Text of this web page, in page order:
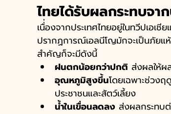
ไทยได้รับผลกระทบจา
เนื่่องจากประเทศไทยอยู่ในทวีปเอเ
ปรากฏการณ์เอลนีโญมักจะเป็นภัย
สำคัญก็จะมีดังนี้
ฝนตกน้อยกว่าปกติ ส่งผลให้ผ
อุณหภูมิสูงขึ้นโดยเฉพาะช่วง
ประชาชนและสัตว์เลี้ยง
น้ำในเขื่อนลดลง ส่งผลกระทบ